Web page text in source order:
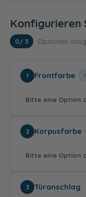
Konfigurieren
0/ 3 Optionen
1 Frontfarbe i
Bitte eine Option
Stahl dunkel matt -
melaminharzbeschichtete
2 Korpusfarbe
Bitte eine Option
3 Türanschlag